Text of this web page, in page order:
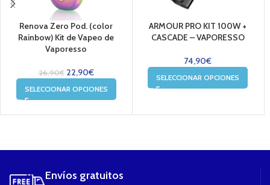
Renova Zero Pod. (color
Rainbow) Kit de Vapeo de
Vaporesso
26,90€ 22,90€
SELECCIONAR OPCIONES
ARMOUR PRO KIT 100W +
CASCADE – VAPORESSO
74,90€
SELECCIONAR OPCIONES
Envíos gratuitos